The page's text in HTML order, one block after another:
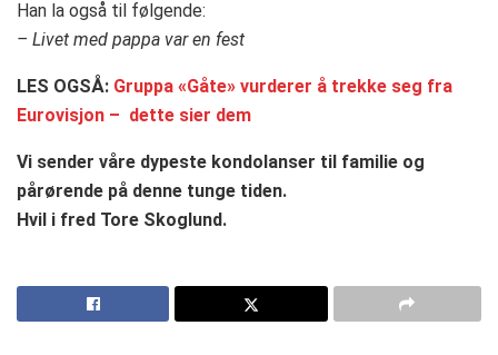
Han la også til følgende:
– Livet med pappa var en fest
LES OGSÅ: Gruppa «Gåte» vurderer å trekke seg fra
Eurovisjon – dette sier dem
Vi sender våre dypeste kondolanser til familie og
pårørende på denne tunge tiden.
Hvil i fred Tore Skoglund.